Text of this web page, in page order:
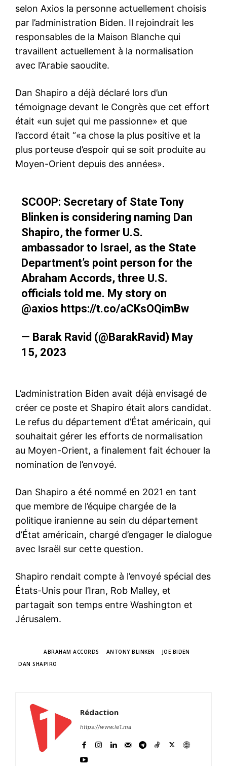
selon Axios la personne actuellement choisis
par l’administration Biden. Il rejoindrait les
responsables de la Maison Blanche qui
travaillent actuellement à la normalisation
avec l’Arabie saoudite.
Dan Shapiro a déjà déclaré lors d’un
témoignage devant le Congrès que cet effort
était «un sujet qui me passionne» et que
l’accord était “«a chose la plus positive et la
plus porteuse d’espoir qui se soit produite au
Moyen-Orient depuis des années».
SCOOP: Secretary of State Tony
Blinken is considering naming Dan
Shapiro, the former U.S.
ambassador to Israel, as the State
Department’s point person for the
Abraham Accords, three U.S.
officials told me. My story on
@axios https://t.co/aCKsOQimBw
— Barak Ravid (@BarakRavid) May
15, 2023
L’administration Biden avait déjà envisagé de
créer ce poste et Shapiro était alors candidat.
Le refus du département d’État américain, qui
souhaitait gérer les efforts de normalisation
au Moyen-Orient, a finalement fait échouer la
nomination de l’envoyé.
Dan Shapiro a été nommé en 2021 en tant
que membre de l’équipe chargée de la
politique iranienne au sein du département
d’État américain, chargé d’engager le dialogue
avec Israël sur cette question.
Shapiro rendait compte à l’envoyé spécial des
États-Unis pour l’Iran, Rob Malley, et
partagait son temps entre Washington et
Jérusalem.
ABRAHAM ACCORDS ANTONY BLINKEN
JOE BIDEN
DAN SHAPIRO
Rédaction
https://www.le1.ma